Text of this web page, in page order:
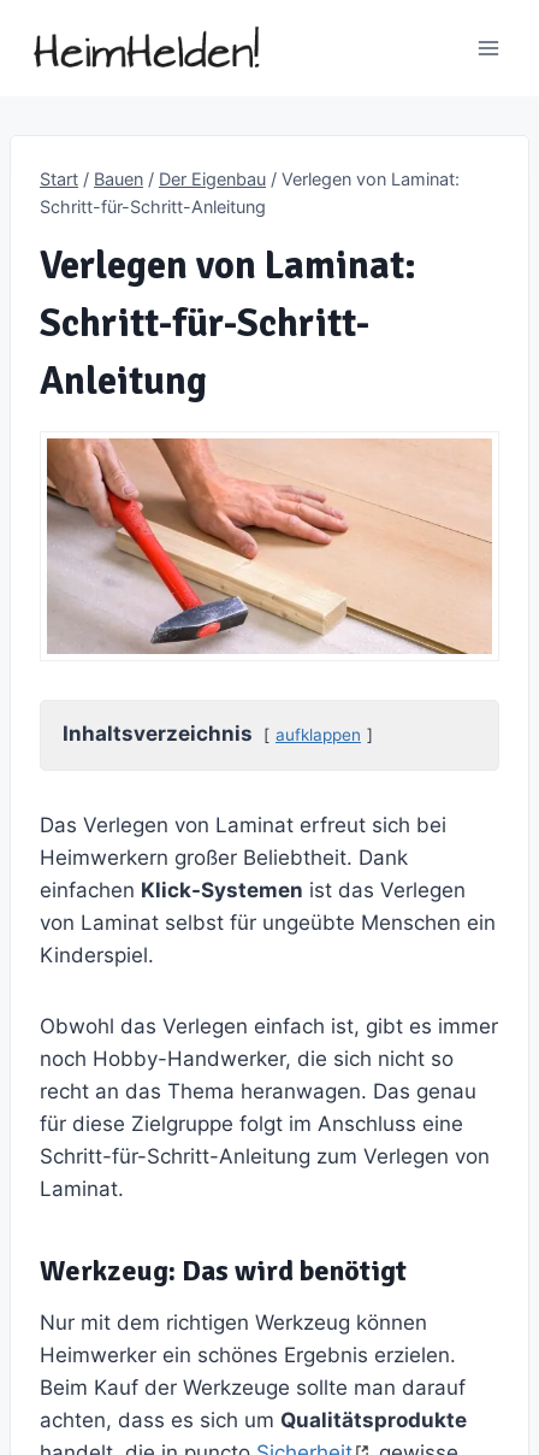
Inhalt
Start / Bauen / Der Eigenbau / Verlegen von Laminat:
Schritt-für-Schritt-Anleitung
Verlegen von Laminat:
Schritt-für-Schritt-
Anleitung
Inhaltsverzeichnis aufklappen
Das Verlegen von Laminat erfreut sich bei
Heimwerkern großer Beliebtheit. Dank
einfachen Klick-Systemen ist das Verlegen
von Laminat selbst für ungeübte Menschen ein
Kinderspiel.
Obwohl das Verlegen einfach ist, gibt es immer
noch Hobby-Handwerker, die sich nicht so
recht an das Thema heranwagen. Das genau
für diese Zielgruppe folgt im Anschluss eine
Schritt-für-Schritt-Anleitung zum Verlegen von
Laminat.
Werkzeug: Das wird benötigt
Nur mit dem richtigen Werkzeug können
Heimwerker ein schönes Ergebnis erzielen.
Beim Kauf der Werkzeuge sollte man darauf
achten, dass es sich um Qualitätsprodukte